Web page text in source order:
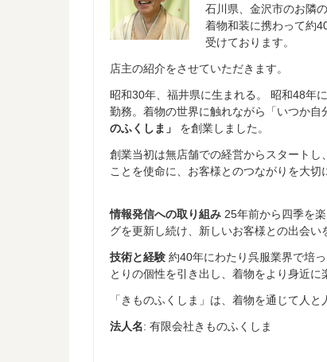
石川県、金沢市のお隣
着物和装に携わって約
受けております。
店主の紹介をさせていただきます。
昭和30年、福井県に生まれる。 昭和48年
勤務。着物の世界に触れながら「いつか
のふくしま」
を創業しました。
創業当初は無店舗での経営からスタート
ことを使命に、お客様とのつながりを大切
情報発信への取り組み 25年前から四季を
グを更新し続け、新しいお客様との出会い
技術と経験 約40年にわたり呉服業界で培
とりの個性を引き出し、着物をより身近に
「きものふくしま」は、着物を通じて人
法人名: 有限会社きものふくしま